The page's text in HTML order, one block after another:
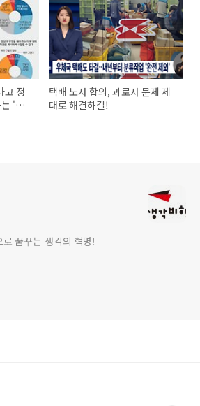
고 정
'후
택배 노사 합의, 과로사 문제 제
대로 해결하길!
꿈꾸는 생각의 혁명!